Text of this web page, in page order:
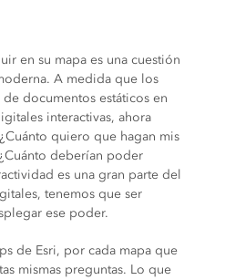
en su mapa es una cuestión
A medida que los
documentos estáticos en
interactivas, ahora
quiero que hagan mis
deberían poder
es una gran parte del
tenemos que ser
ese poder.
de Esri, por cada mapa que
mismas preguntas. Lo que